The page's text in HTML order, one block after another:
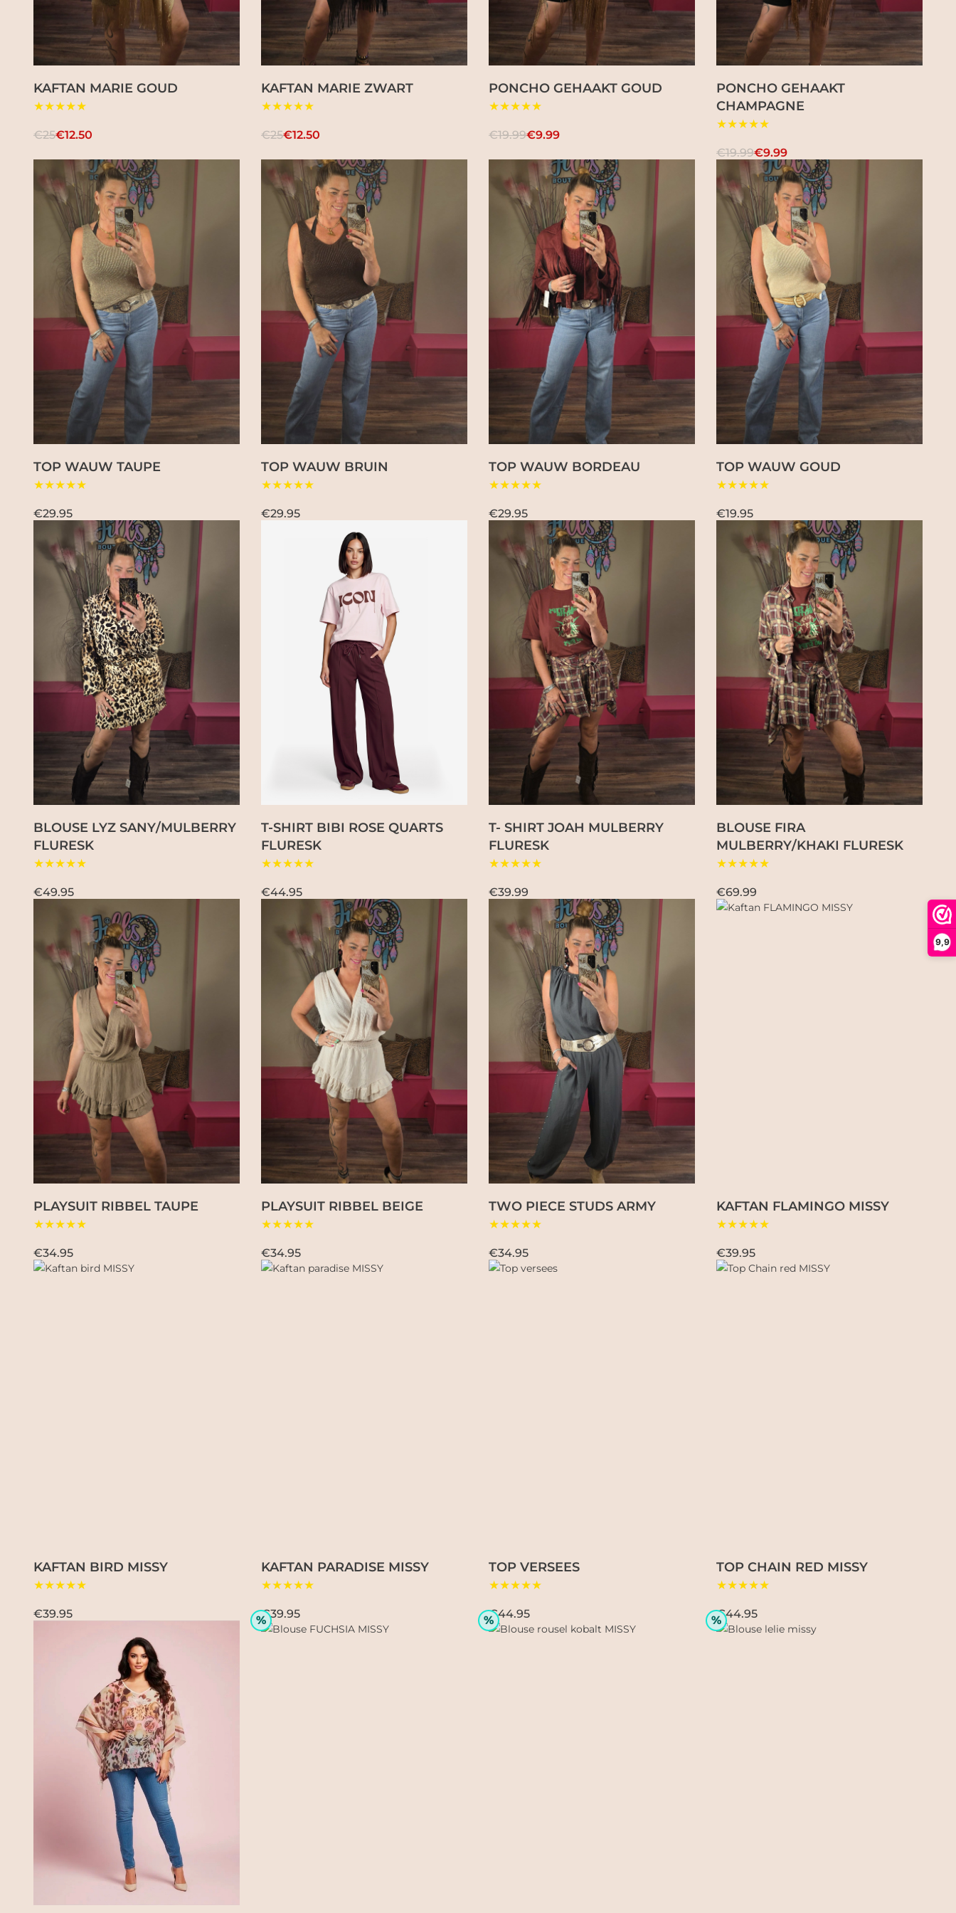
9,9
KAFTAN MARIE GOUD
★★★★★
€25€12.50
KAFTAN MARIE ZWART
★★★★★
€25€12.50
PONCHO GEHAAKT GOUD
★★★★★
€19.99€9.99
PONCHO GEHAAKT
CHAMPAGNE
★★★★★
€19.99€9.99
TOP WAUW TAUPE
★★★★★
€29.95
TOP WAUW BRUIN
★★★★★
€29.95
TOP WAUW BORDEAU
★★★★★
€29.95
TOP WAUW GOUD
★★★★★
€19.95
BLOUSE LYZ SANY/MULBERRY
FLURESK
★★★★★
€49.95
T-SHIRT BIBI ROSE QUARTS
FLURESK
★★★★★
€44.95
T- SHIRT JOAH MULBERRY
FLURESK
★★★★★
€39.99
BLOUSE FIRA
MULBERRY/KHAKI FLURESK
★★★★★
€69.99
PLAYSUIT RIBBEL TAUPE
★★★★★
€34.95
PLAYSUIT RIBBEL BEIGE
★★★★★
€34.95
TWO PIECE STUDS ARMY
★★★★★
€34.95
KAFTAN FLAMINGO MISSY
★★★★★
€39.95
KAFTAN BIRD MISSY
★★★★★
€39.95
KAFTAN PARADISE MISSY
★★★★★
€39.95
TOP VERSEES
★★★★★
€44.95
TOP CHAIN RED MISSY
★★★★★
€44.95
% % %